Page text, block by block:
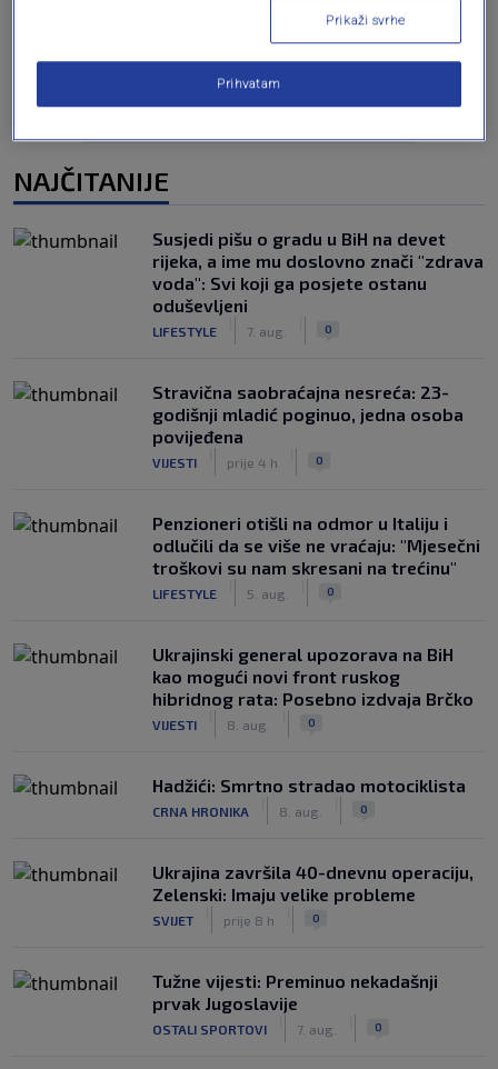
NAJČITANIJE
Susjedi pišu o gradu u BiH na devet
rijeka, a ime mu doslovno znači "zdrava
voda": Svi koji ga posjete ostanu
oduševljeni
LIFESTYLE 7. aug. 0
Stravična saobraćajna nesreća: 23-
godišnji mladić poginuo, jedna osoba
povijeđena
VIJESTI prije 4 h 0
Penzioneri otišli na odmor u Italiju i
odlučili da se više ne vraćaju: "Mjesečni
troškovi su nam skresani na trećinu"
LIFESTYLE 5. aug. 0
Ukrajinski general upozorava na BiH
kao mogući novi front ruskog
hibridnog rata: Posebno izdvaja Brčko
VIJESTI 8. aug. 0
Hadžići: Smrtno stradao motociklista
CRNA HRONIKA 8. aug. 0
Ukrajina završila 40-dnevnu operaciju,
Zelenski: Imaju velike probleme
SVIJET prije 8 h 0
Tužne vijesti: Preminuo nekadašnji
prvak Jugoslavije
OSTALI SPORTOVI 7. aug. 0
Prikaži svrhe
Prihvatam